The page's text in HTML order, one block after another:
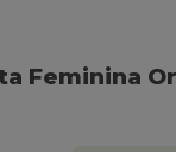
Feminina